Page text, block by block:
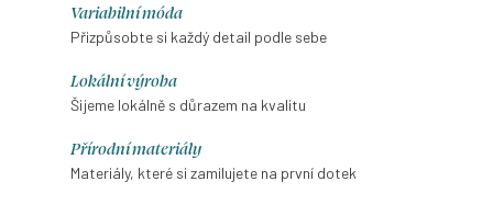
Variabilní móda
Přizpůsobte si každý detail podle sebe
Lokální výroba
Šijeme lokálně s důrazem na kvalitu
Přírodní materiály
Materiály, které si zamilujete na první dotek